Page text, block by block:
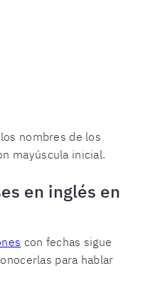
nombres de los
mayúscula inicial.
en inglés en
con fechas sigue
para hablar